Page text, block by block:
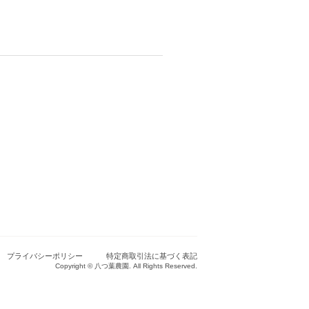
プライバシーポリシー 特定商取引法に基づく表記
Copyright © 八つ葉農園. All Rights Reserved.